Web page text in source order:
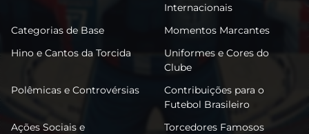
Internacionais
Categorias de Base
Momentos Marcantes
Hino e Cantos da Torcida
Uniformes e Cores do
Clube
Polêmicas e Controvérsias
Contribuições para o
Futebol Brasileiro
Ações Sociais e
Torcedores Famosos